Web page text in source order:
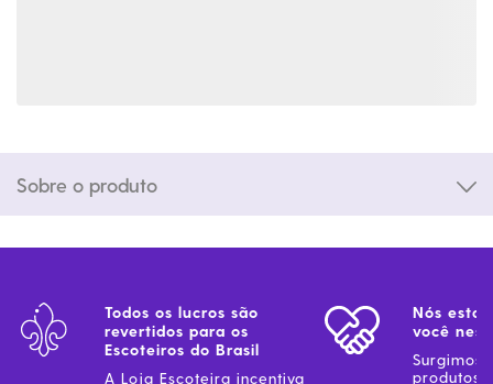
Sobre o produto
Todos os lucros são
revertidos para os
Escoteiros do Brasil
A Loja Escoteira incentiva
Nós
você
Surgimos
produtos